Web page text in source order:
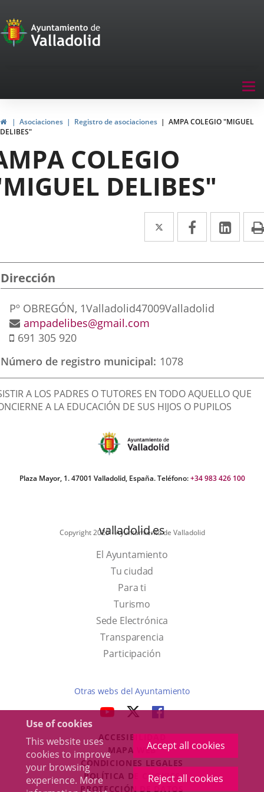
Use of cookies
This website uses
cookies to improve
your browsing
experience. More
Accept all cookies
Reject all cookies
Portal
de
navegación
HomeAsociaciones Registro de asociaciones
AMPA COLEGIO "MIGUEL
DELIBES"
COLEGIO
DELIBES"
Twitter
Enlace
a
una
externa.
Facebook
Enlace
a
una
externa.
a
una
Dirección
Postal
address
Pº OBREGÓN, 1Valladolid47009Valladolid
Email
ampadelibes@gmail.com
Mobile
691 305 920
Número de registro municipal 1078
A LOS PADRES O TUTORES EN TODO AQUELLO QUE
A LA EDUCACIÓN DE SUS HIJOS O PUPILOS
Plaza Mayor, 1. 47001 Valladolid, España. Teléfono:+34 983 426 100
Copyright 2025 - Ayuntamiento de Valladolid
valladolid.es
El Ayuntamiento
Tu ciudad
Para ti
TurismoThis
link
will
open
up
window.
Sede Electrónica
Transparencia
Participación
Otras webs del Ayuntamiento
LINK
EXTERNAL
APPLICATION.
LINK
EXTERNAL
APPLICATION.
LINK
EXTERNAL
APPLICATION.
ACCESIBILIDAD
MAPA WEB
CONDICIONES LEGALES
POLÍTICA DE COOKIES
PROTECCIÓN DE DATOS